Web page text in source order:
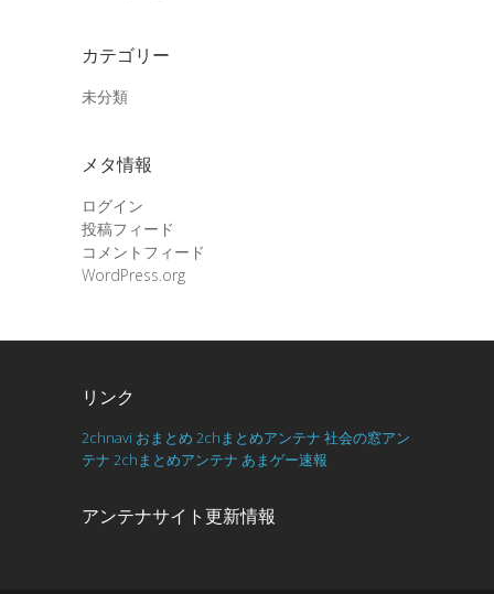
カテゴリー
未分類
メタ情報
ログイン
投稿フィード
コメントフィード
WordPress.org
リンク
2chnavi おまとめ 2chまとめアンテナ 社会の窓アン
テナ 2chまとめアンテナ あまゲー速報
アンテナサイト更新情報